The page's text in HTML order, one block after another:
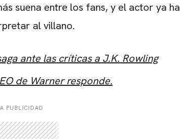
suena entre los fans, y el actor ya ha
al villano.
ante las críticas a J.K. Rowling
de Warner responde.
PUBLICIDAD